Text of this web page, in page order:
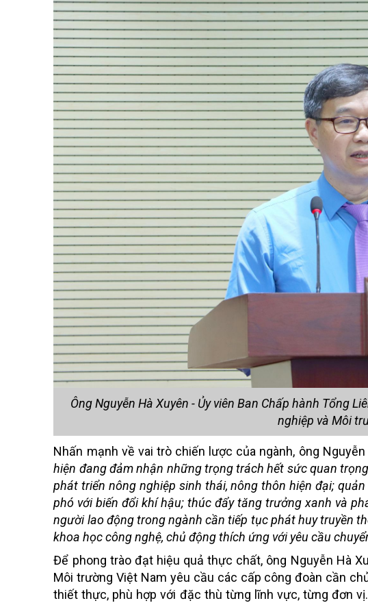
Ông Nguyễn Hà Xuyên - Ủy viên Ban Chấp hành Tổng
nghiệp và Môi
Nhấn mạnh về vai trò chiến lược của ngành, ông
hiện đang đảm nhận những trọng trách hết sức quan
phát triển nông nghiệp sinh thái, nông thôn hiện đại;
phó với biến đổi khí hậu; thúc đẩy tăng trưởng xanh và
người lao động trong ngành cần tiếp tục phát huy truyền
khoa học công nghệ, chủ động thích ứng với yêu cầu
Để phong trào đạt hiệu quả thực chất, ông Nguyễn Hà
Môi trường Việt Nam yêu cầu các cấp công đoàn cần
thiết thực, phù hợp với đặc thù từng lĩnh vực, từng đơn